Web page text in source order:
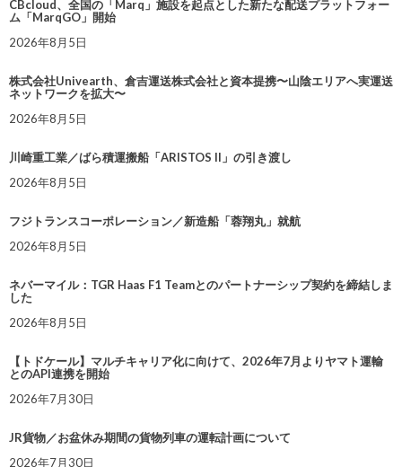
CBcloud、全国の「Marq」施設を起点とした新たな配送プラットフォー
ム「MarqGO」開始
2026年8月5日
株式会社Univearth、倉吉運送株式会社と資本提携〜山陰エリアへ実運送
ネットワークを拡大〜
2026年8月5日
川崎重工業／ばら積運搬船「ARISTOS II」の引き渡し
2026年8月5日
フジトランスコーポレーション／新造船「蓉翔丸」就航
2026年8月5日
ネバーマイル：TGR Haas F1 Teamとのパートナーシップ契約を締結しま
した
2026年8月5日
【トドケール】マルチキャリア化に向けて、2026年7月よりヤマト運輸
とのAPI連携を開始
2026年7月30日
JR貨物／お盆休み期間の貨物列車の運転計画について
2026年7月30日